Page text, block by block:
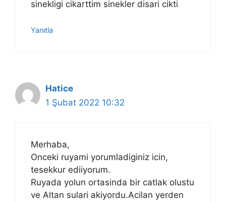
sinekligi cikarttim sinekler disari cikti
Yanıtla
Hatice
1 Şubat 2022 10:32
Merhaba,
Onceki ruyami yorumladiginiz icin,
tesekkur ediiyorum.
Ruyada yolun ortasinda bir catlak olustu
ve Altan sulari akiyordu.Acilan yerden